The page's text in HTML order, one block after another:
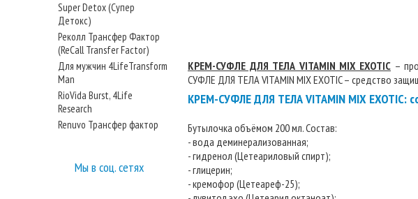
Super Detox (Супер
Детокс)
Реколл Трансфер Фактор
(ReCall Transfer Factor)
Для мужчин 4LifeTransform
Man
RioVida Burst, 4Life
Research
Renuvo Трансфер фактор
Мы в соц. сетях
КРЕМ-СУФЛЕ ДЛЯ ТЕЛА VITAMIN MIX EXOTIC –
СУФЛЕ ДЛЯ ТЕЛА VITAMIN MIX EXOTIC – средство
КРЕМ-СУФЛЕ ДЛЯ ТЕЛА VITAMIN MIX EXOTIC:
Бутылочка объёмом 200 мл. Состав:
- вода деминерализованная;
- гидренол (Цетеариловый спирт);
- глицерин;
- кремофор (Цетеареф-25);